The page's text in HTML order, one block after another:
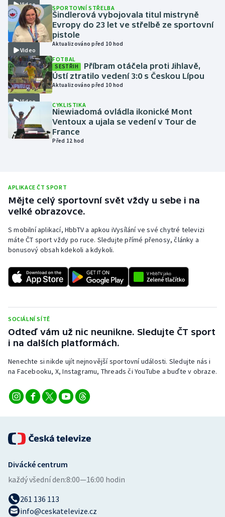
Lyže a snowboard
Moderní pětiboj
Motorsport
Olympijské hry
Parasport
Plavání
Rychlobruslení
Rychlostní kanoistika
Short track
Sportovní střelba
Veslování
Vodní slalom
Volejbal
Video
Video
SPORTOVNÍ STŘELBA
Šindlerová vybojovala titul mistryně
Evropy do 23 let ve střelbě ze sportovní
pistole
Aktualizováno před 10 hod
Video
FOTBAL
SESTŘIH
Příbram otáčela proti Jihlavě,
Ústí ztratilo vedení 3:0 s Českou Lípou
Aktualizováno před 10 hod
CYKLISTIKA
Niewiadomá ovládla ikonické Mont
Ventoux a ujala se vedení v Tour de
France
Před 12 hod
APLIKACE ČT SPORT
Mějte celý sportovní svět vždy u sebe i na
velké obrazovce.
S mobilní aplikací, HbbTV a apkou iVysílání ve své chytré televizi
máte ČT sport vždy po ruce. Sledujte přímé přenosy, články a
bonusový obsah kdekoli a kdykoli.
SOCIÁLNÍ SÍTĚ
Odteď vám už nic neunikne. Sledujte ČT sport
i na dalších platformách.
Nenechte si nikde ujít nejnovější sportovní události. Sledujte nás i
na Facebooku, X, Instagramu, Threads či YouTube a buďte v obraze.
Divácké centrum
každý všední den:8:00—16:00 hodin
261 136 113
info@ceskatelevize.cz